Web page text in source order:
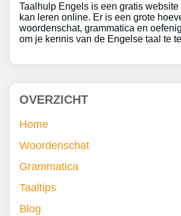
Taalhulp Engels is een gratis
kan leren online. Er is een grote
woordenschat, grammatica en
om je kennis van de Engelse taal te
OVERZICHT
Home
Woordenschat
Grammatica
Taaltips
Blog